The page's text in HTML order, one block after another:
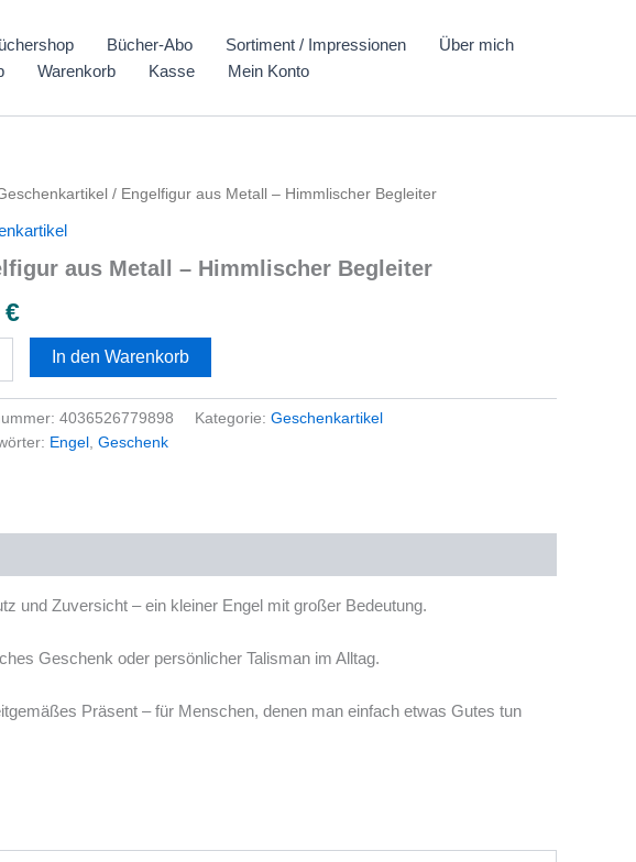
Bücher-Abo Sortiment / Impressionen
Über mich
Warenkorb Kasse Mein Konto
/ Engelfigur aus Metall – Himmlischer Begleiter
aus Metall – Himmlischer Begleiter
€
In den Warenkorb
4036526779898 Kategorie: Geschenkartikel
Engel , Geschenk
und Zuversicht – ein kleiner Engel mit großer Bedeutung.
Geschenk oder persönlicher Talisman im Alltag.
Präsent – für Menschen, denen man einfach etwas Gutes tun